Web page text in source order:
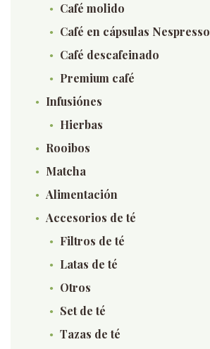
Café molido
Café en cápsulas Nespresso
Café descafeinado
Premium café
Infusiónes
Hierbas
Rooibos
Matcha
Alimentación
Accesorios de té
Filtros de té
Latas de té
Otros
Set de té
Tazas de té